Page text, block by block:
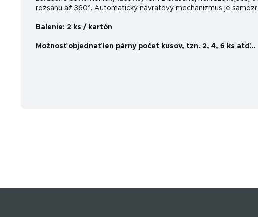
rozsahu až 360°. Automatický návratový mechanizmus je
Balenie: 2 ks / kartón
Možnosť objednať len párny počet kusov, tzn. 2, 4, 6 ks atď...